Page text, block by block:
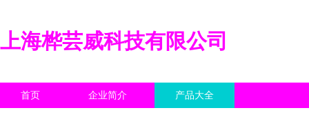
上海桦芸威科技有限公司
首页 企业简介 产品大全